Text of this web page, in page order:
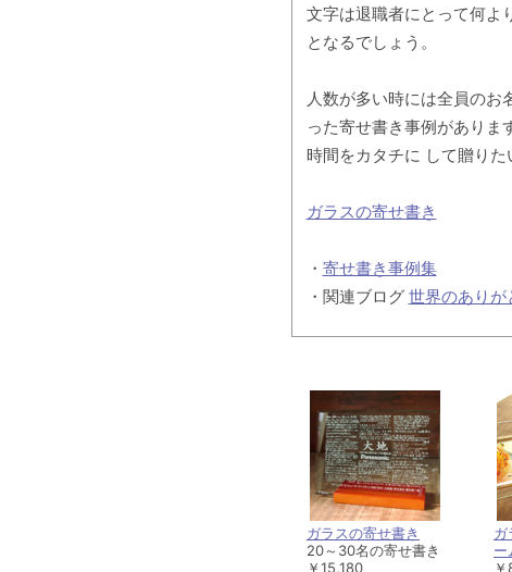
文字は退職者にとって何よ
となるでしょう。
人数が多い時には全員のお
った寄せ書き事例がありま
時間をカタチに して贈りた
ガラスの寄せ書き
・ 寄せ書き事例集
・関連ブログ 世界のありが
ガラスの寄せ書き
20～30名の寄せ書き
￥15,180
ガ
ー